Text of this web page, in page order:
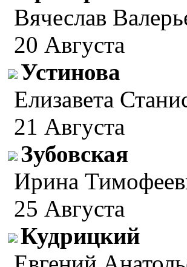
Вячеслав
20 Августа
Устинова
Елизавета
21 Августа
Зубовская
Ирина
25 Августа
Кудрицкий